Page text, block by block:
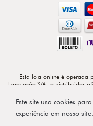
Este site usa cookies
experiência em nosso site.
Esta loja online é operada
Exportação S/A, o distribuidor
exclusivamente responsável por
Copyright 2026 - Av. Doutor
CEP: